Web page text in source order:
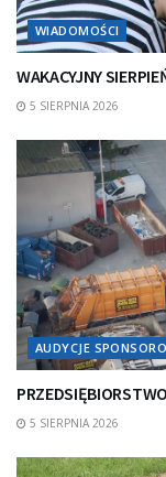
WIADOMOŚCI
WAKACYJNY
5 SIERPNIA 2026
AUDYCJE
5 SIERPNIA 2026